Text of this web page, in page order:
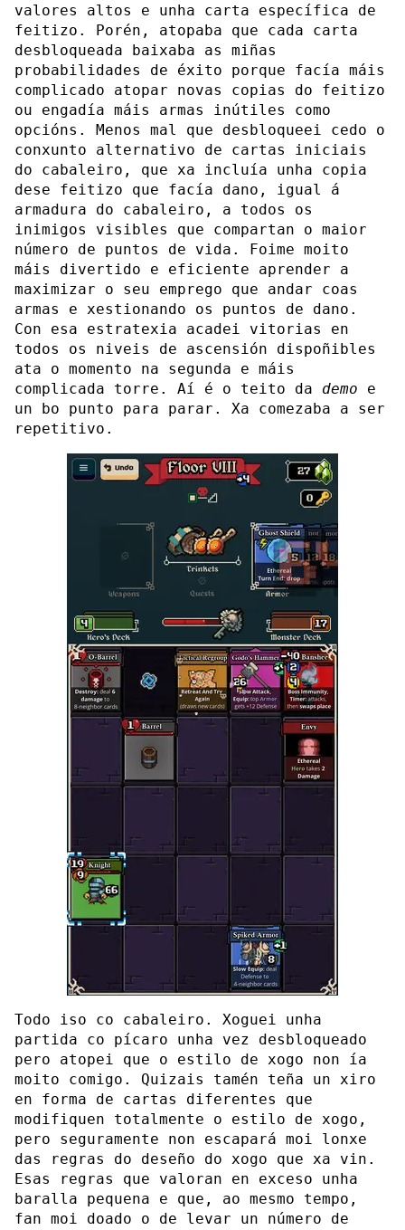
valores altos e unha carta específica de
feitizo. Porén, atopaba que cada carta
desbloqueada baixaba as miñas
probabilidades de éxito porque facía máis
complicado atopar novas copias do feitizo
ou engadía máis armas inútiles como
opcións. Menos mal que desbloqueei cedo o
conxunto alternativo de cartas iniciais
do cabaleiro, que xa incluía unha copia
dese feitizo que facía dano, igual á
armadura do cabaleiro, a todos os
inimigos visibles que compartan o maior
número de puntos de vida. Foime moito
máis divertido e eficiente aprender a
maximizar o seu emprego que andar coas
armas e xestionando os puntos de dano.
Con esa estratexia acadei vitorias en
todos os niveis de ascensión dispoñibles
ata o momento na segunda e máis
complicada torre. Aí é o teito da demo e
un bo punto para parar. Xa comezaba a ser
repetitivo.
Todo iso co cabaleiro. Xoguei unha
partida co pícaro unha vez desbloqueado
pero atopei que o estilo de xogo non ía
moito comigo. Quizais tamén teña un xiro
en forma de cartas diferentes que
modifiquen totalmente o estilo de xogo,
pero seguramente non escapará moi lonxe
das regras do deseño do xogo que xa vin.
Esas regras que valoran en exceso unha
baralla pequena e que, ao mesmo tempo,
fan moi doado o de levar un número de